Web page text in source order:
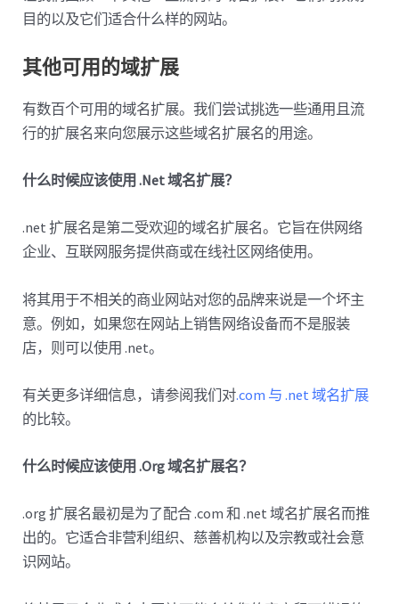
目的以及它们适合什么样的网站。
其他可用的域扩展
有数百个可用的域名扩展。我们尝试挑选一些通用且流
行的扩展名来向您展示这些域名扩展名的用途。
什么时候应该使用 .Net 域名扩展？
.net 扩展名是第二受欢迎的域名扩展名。它旨在供网络
企业、互联网服务提供商或在线社区网络使用。
将其用于不相关的商业网站对您的品牌来说是一个坏主
意。例如，如果您在网站上销售网络设备而不是服装
店，则可以使用 .net。
有关更多详细信息，请参阅我们对.com 与 .net 域名扩展
的比较。
什么时候应该使用 .Org 域名扩展名？
.org 扩展名最初是为了配合 .com 和 .net 域名扩展名而推
出的。它适合非营利组织、慈善机构以及宗教或社会意
识网站。